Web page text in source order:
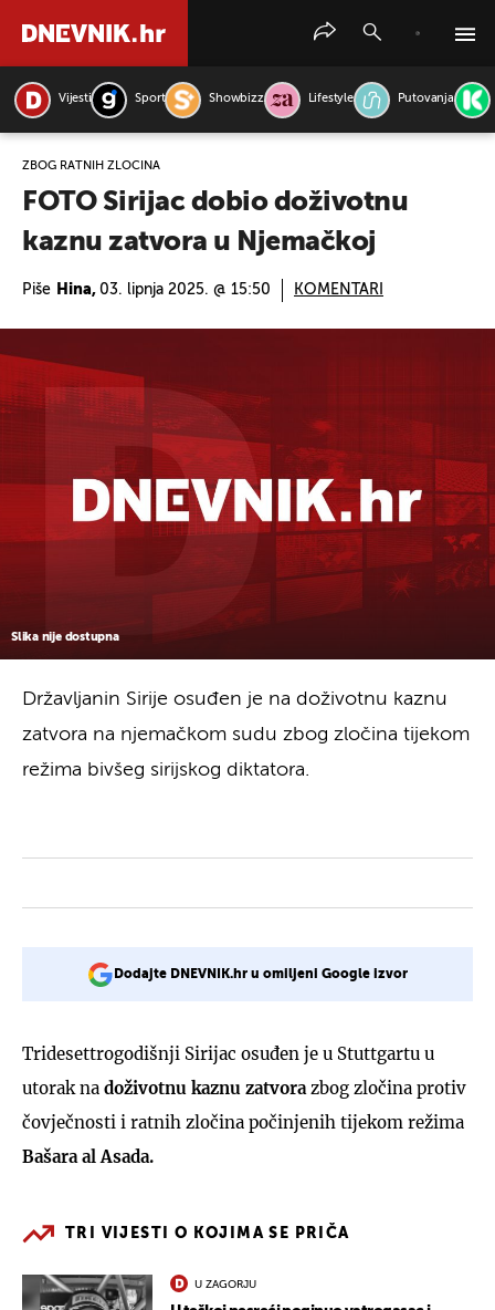
Vijesti Sport Showbizz Lifestyle Putovanja
ZBOG RATNIH ZLOČINA
FOTO Sirijac dobio doživotnu
kaznu zatvora u Njemačkoj
Piše Hina, 03. lipnja 2025. @ 15:50 KOMENTARI
Slika nije dostupna
Državljanin Sirije osuđen je na doživotnu kaznu
zatvora na njemačkom sudu zbog zločina tijekom
režima bivšeg sirijskog diktatora.
Dodajte DNEVNIK.hr u omiljeni Google izvor
Tridesettrogodišnji Sirijac osuđen je u Stuttgartu u
utorak na doživotnu kaznu zatvora zbog zločina protiv
čovječnosti i ratnih zločina počinjenih tijekom režima
Bašara al Asada.
TRI VIJESTI O KOJIMA SE PRIČA
U ZAGORJU
PRETRAŽITE VIJESTI